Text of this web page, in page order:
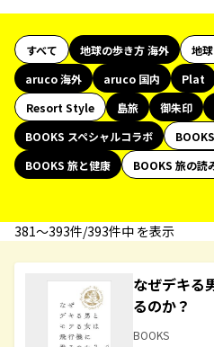
すべて 地球の歩き方 海外
地
aruco 海外
aruco 国内 Plat
Resort Style
島旅 御朱印
BOOKS スペシャルコラボ
BOOKS 旅と健康
BOOKS 旅の読
381〜393件/393件中 を表示
なぜデキる
るのか？
BOOKS